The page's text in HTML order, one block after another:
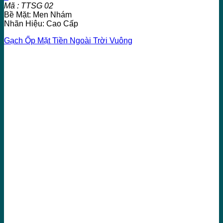
Mã : TTSG 02
Bề Mặt: Men Nhám
Nhãn Hiệu: Cao Cấp
Gạch Ốp Mặt Tiền Ngoài Trời Vuông